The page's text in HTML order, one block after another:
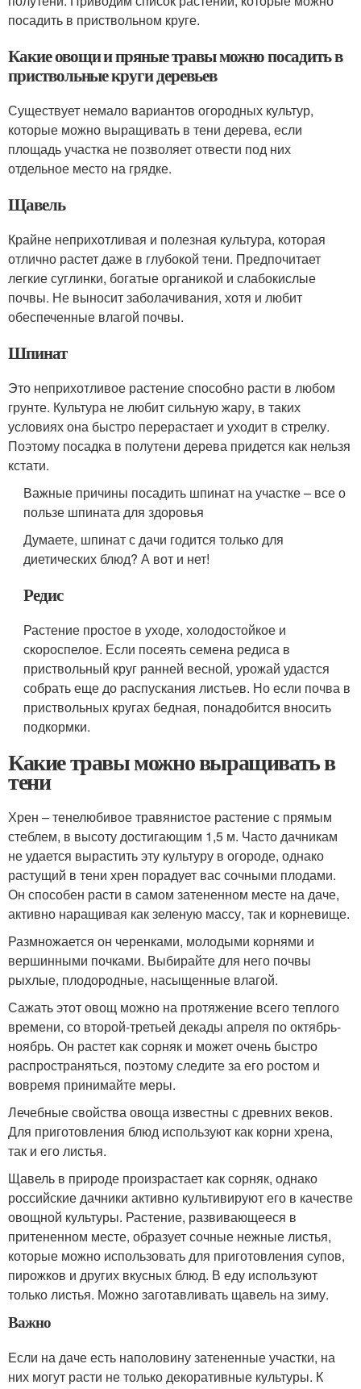
посадить в приствольном круге.
Какие овощи и пряные травы можно посадить в
приствольные круги деревьев
Существует немало вариантов огородных культур,
которые можно выращивать в тени дерева, если
площадь участка не позволяет отвести под них
отдельное место на грядке.
Щавель
Крайне неприхотливая и полезная культура, которая
отлично растет даже в глубокой тени. Предпочитает
легкие суглинки, богатые органикой и слабокислые
почвы. Не выносит заболачивания, хотя и любит
обеспеченные влагой почвы.
Шпинат
Это неприхотливое растение способно расти в любом
грунте. Культура не любит сильную жару, в таких
условиях она быстро перерастает и уходит в стрелку.
Поэтому посадка в полутени дерева придется как нельзя
кстати.
Важные причины посадить шпинат на участке – все о
пользе шпината для здоровья
Думаете, шпинат с дачи годится только для
диетических блюд? А вот и нет!
Редис
Растение простое в уходе, холодостойкое и
скороспелое. Если посеять семена редиса в
приствольный круг ранней весной, урожай удастся
собрать еще до распускания листьев. Но если почва в
приствольных кругах бедная, понадобится вносить
подкормки.
Какие травы можно выращивать в
тени
Хрен – тенелюбивое травянистое растение с прямым
стеблем, в высоту достигающим 1,5 м. Часто дачникам
не удается вырастить эту культуру в огороде, однако
растущий в тени хрен порадует вас сочными плодами.
Он способен расти в самом затененном месте на даче,
активно наращивая как зеленую массу, так и корневище.
Размножается он черенками, молодыми корнями и
вершинными почками. Выбирайте для него почвы
рыхлые, плодородные, насыщенные влагой.
Сажать этот овощ можно на протяжение всего теплого
времени, со второй-третьей декады апреля по октябрь-
ноябрь. Он растет как сорняк и может очень быстро
распространяться, поэтому следите за его ростом и
вовремя принимайте меры.
Лечебные свойства овоща известны с древних веков.
Для приготовления блюд используют как корни хрена,
так и его листья.
Щавель в природе произрастает как сорняк, однако
российские дачники активно культивируют его в качестве
овощной культуры. Растение, развивающееся в
притененном месте, образует сочные нежные листья,
которые можно использовать для приготовления супов,
пирожков и других вкусных блюд. В еду используют
только листья. Можно заготавливать щавель на зиму.
Важно
Если на даче есть наполовину затененные участки, на
них могут расти не только декоративные культуры. К